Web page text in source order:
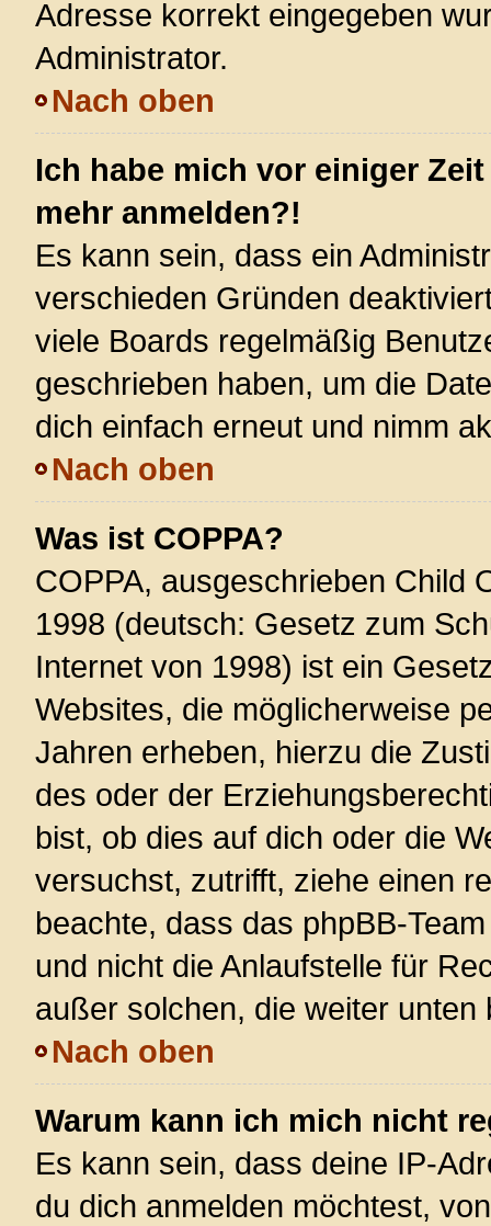
Adresse korrekt eingegeben
Administrator.
Nach oben
Ich habe mich vor einiger
mehr anmelden?!
Es kann sein, dass ein
verschieden Gründen
viele Boards regelmäßig
geschrieben haben, um die
dich einfach erneut und nimm
Nach oben
Was ist COPPA?
COPPA, ausgeschrieben Child
1998 (deutsch: Gesetz zum
Internet von 1998) ist ein
Websites, die möglicherweise
Jahren erheben, hierzu die
des oder der
bist, ob dies auf dich oder die
versuchst, zutrifft, ziehe einen
beachte, dass das phpBB-
und nicht die Anlaufstelle für
außer solchen, die weiter unten
Nach oben
Warum kann ich mich nicht
Es kann sein, dass deine IP-
du dich anmelden möchtest,